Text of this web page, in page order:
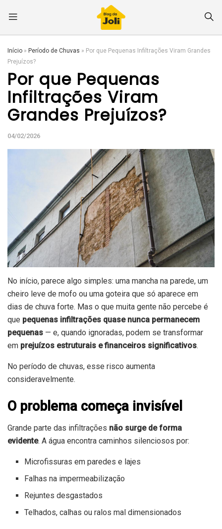
Início » Período de Chuvas » Por que Pequenas Infiltrações Viram Grandes
Prejuízos?
Por que Pequenas
Infiltrações Viram
Grandes Prejuízos?
04/02/2026
No início, parece algo simples: uma mancha na parede, um
cheiro leve de mofo ou uma goteira que só aparece em
dias de chuva forte. Mas o que muita gente não percebe é
que pequenas infiltrações quase nunca permanecem
pequenas — e, quando ignoradas, podem se transformar
em prejuízos estruturais e financeiros significativos.
No período de chuvas, esse risco aumenta
consideravelmente.
O problema começa invisível
Grande parte das infiltrações não surge de forma
evidente. A água encontra caminhos silenciosos por:
Microfissuras em paredes e lajes
Falhas na impermeabilização
Rejuntes desgastados
Telhados, calhas ou ralos mal dimensionados